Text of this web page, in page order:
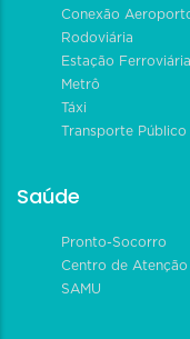
Conexão
Rodoviária
Estação Ferroviária
Metrô
Táxi
Transporte Público
Saúde
Pronto-Socorro
Centro de
SAMU